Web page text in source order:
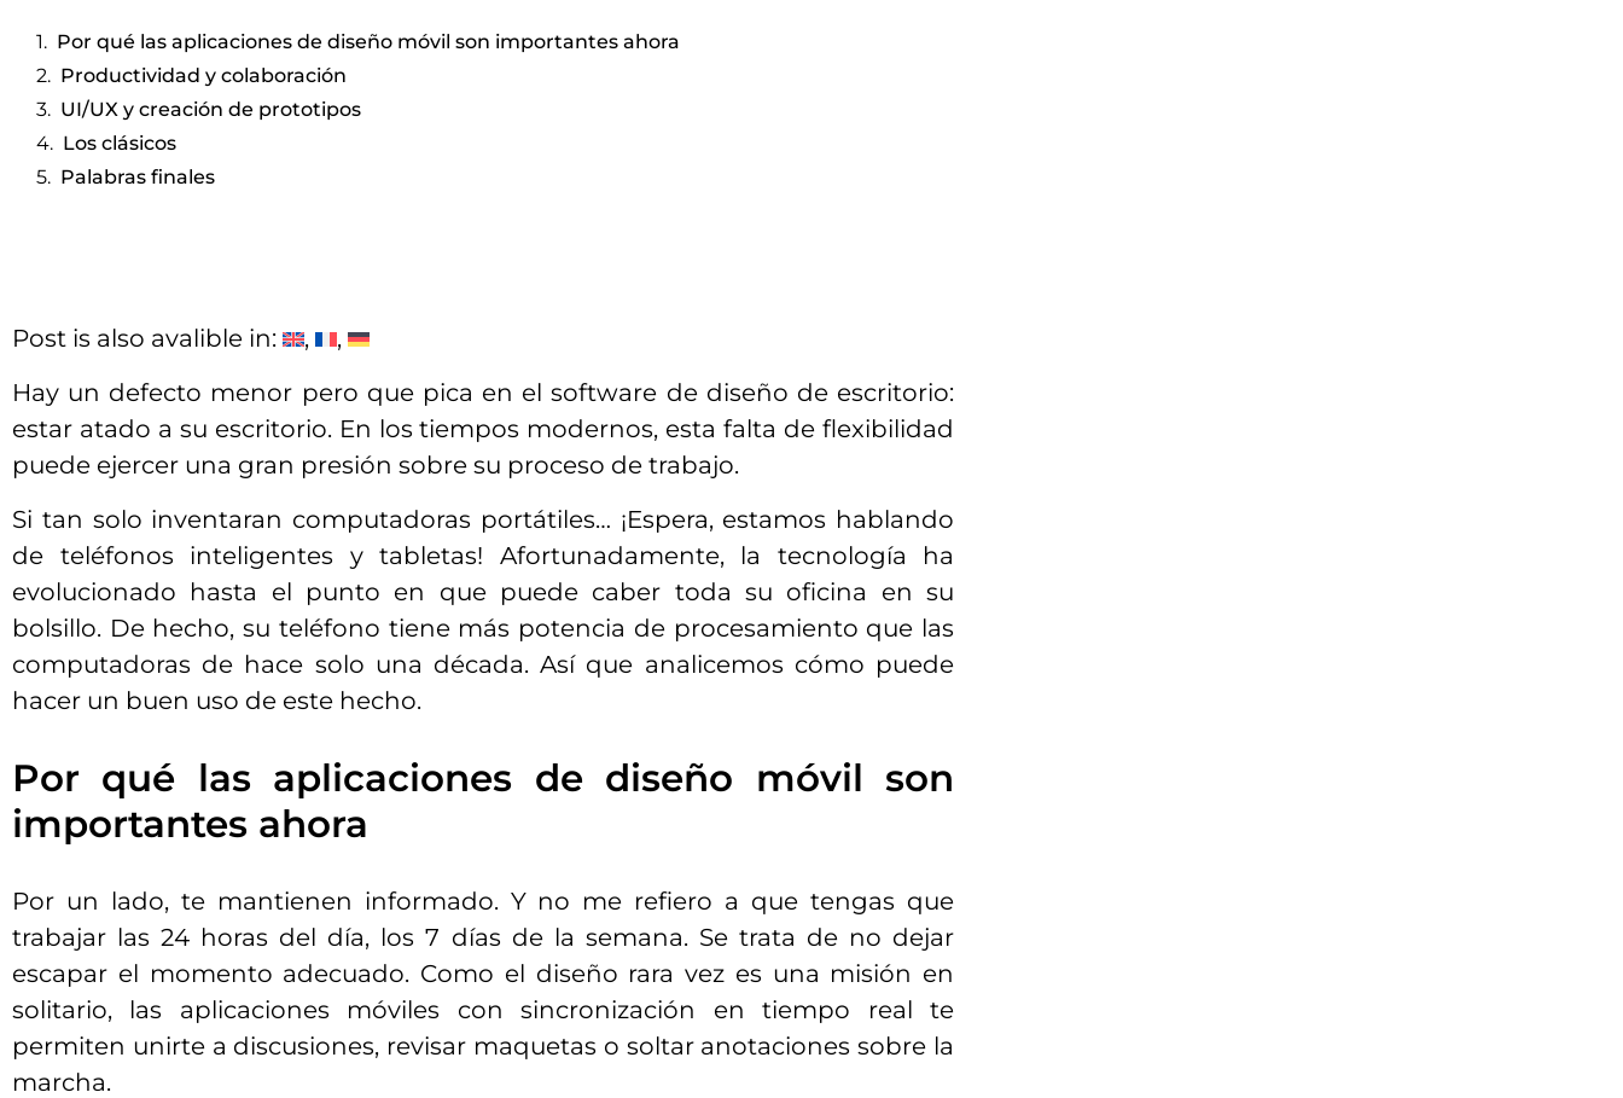
Por qué las aplicaciones de diseño móvil son importantes ahora
Productividad y colaboración
UI/UX y creación de prototipos
Los clásicos
Palabras finales
Post is also avalible in:
Hay un defecto menor pero que pica en el software de diseño de escritorio:
estar atado a su escritorio. En los tiempos modernos, esta falta de flexibilidad
puede ejercer una gran presión sobre su proceso de trabajo.
Si tan solo inventaran computadoras portátiles… ¡Espera, estamos hablando
de teléfonos inteligentes y tabletas! Afortunadamente, la tecnología ha
evolucionado hasta el punto en que puede caber toda su oficina en su
bolsillo. De hecho, su teléfono tiene más potencia de procesamiento que las
computadoras de hace solo una década. Así que analicemos cómo puede
hacer un buen uso de este hecho.
Por qué las aplicaciones de diseño móvil son
importantes ahora
Por un lado, te mantienen informado. Y no me refiero a que tengas que
trabajar las 24 horas del día, los 7 días de la semana. Se trata de no dejar
escapar el momento adecuado. Como el diseño rara vez es una misión en
solitario, las aplicaciones móviles con sincronización en tiempo real te
permiten unirte a discusiones, revisar maquetas o soltar anotaciones sobre la
marcha.